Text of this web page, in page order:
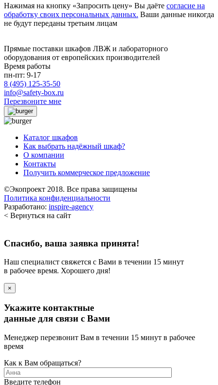
Нажимая на кнопку «Запросить цену» Вы даёте согласие на
обработку своих персональных данных. Ваши данные никогда
не будут переданы третьим лицам
Прямые поставки шкафов ЛВЖ и лабораторного
оборудования от европейских производителей
Время работы
пн-пт: 9-17
8 (495) 125-35-50
info@safety-box.ru
Перезвоните мне
Каталог шкафов
Как выбрать надёжный шкаф?
О компании
Контакты
Получить коммерческое предложение
©Экопроект 2018. Все права защищены
Политика конфиденциальности
Разработано: inspire-agency
< Вернуться на сайт
Спасибо, ваша заявка принята!
Наш специалист свяжется с Вами в течении 15 минут
в рабочее время. Хорошего дня!
×
Укажите контактные
данные для связи с Вами
Менеджер перезвонит Вам в течении 15 минут в рабочее
время
Как к Вам обращаться?
Введите телефон